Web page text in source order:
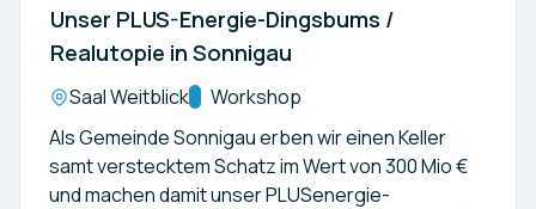
Unser PLUS-Energie-Dingsbums /
Realutopie in Sonnigau
Location:
Saal WeitblickKategorie:
Workshop
Als Gemeinde Sonnigau erben wir einen Keller
samt verstecktem Schatz im Wert von 300 Mio €
und machen damit unser PLUSenergie-